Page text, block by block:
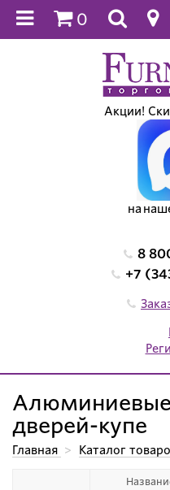
0
Акции!
на
8
+7
дверей-купе
Главная > Каталог
Алюминиевые профили